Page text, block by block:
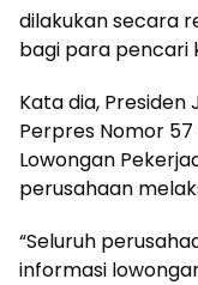
dilakukan secara
bagi para pencari
Kata dia,
Perpres Nomor
Lowongan
perusahaan
“Seluruh
informasi